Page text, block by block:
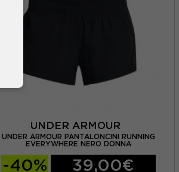
UNDER ARMOUR
UNDER ARMOUR PANTALONCINI RUNNING
EVERYWHERE NERO DONNA
-40% 39,00€